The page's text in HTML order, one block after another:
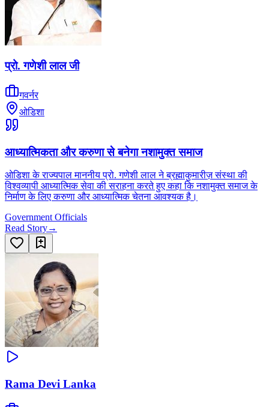
प्रो. गणेशी लाल जी
गवर्नर
ओडिशा
आध्यात्मिकता और करुणा से बनेगा नशामुक्त समाज
ओडिशा के राज्यपाल माननीय प्रो. गणेशी लाल ने ब्रह्माकुमारीज़ संस्था की
विश्वव्यापी आध्यात्मिक सेवा की सराहना करते हुए कहा कि नशामुक्त समाज के
निर्माण के लिए करुणा और आध्यात्मिक चेतना आवश्यक है।
Government Officials
Read Story→
Rama Devi Lanka